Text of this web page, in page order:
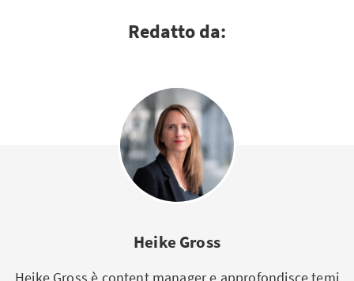
Redatto da:
Heike Gross